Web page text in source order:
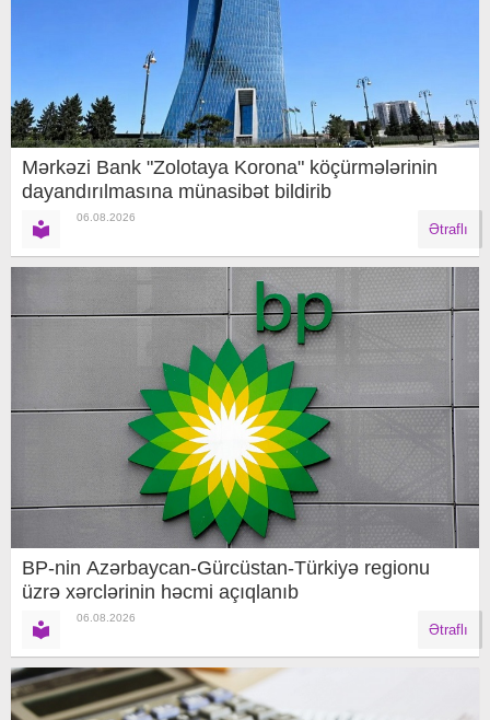
Mərkəzi Bank "Zolotaya Korona" köçürmələrinin
dayandırılmasına münasibət bildirib
06.08.2026
Ətraflı
BP-nin Azərbaycan-Gürcüstan-Türkiyə regionu
üzrə xərclərinin həcmi açıqlanıb
06.08.2026
Ətraflı